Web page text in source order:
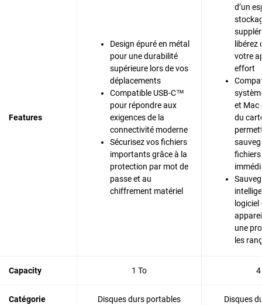
Features
Design épuré en métal
pour une durabilité
supérieure lors de vos
déplacements
Compatible USB-C™
pour répondre aux
exigences de la
connectivité moderne
Sécurisez vos fichiers
importants grâce à la
protection par mot de
passe et au
chiffrement matériel
d’un
libérez
votre
effort
et Mac
du
fichiers
logiciel
une
les
Capacity 1 To 4
Catégorie Disques durs portables Disques